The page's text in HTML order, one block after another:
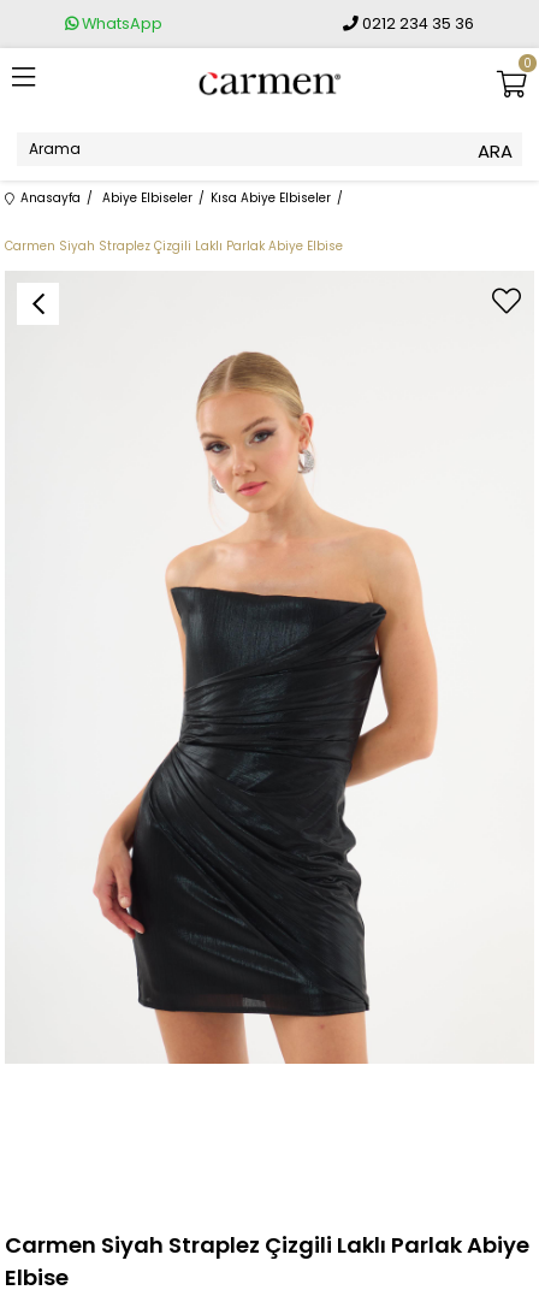
WhatsApp 0212 234 35 36
0
Anasayfa Abiye Elbiseler Kısa Abiye Elbiseler
Carmen Siyah Straplez Çizgili Laklı Parlak Abiye Elbise
Carmen Siyah Straplez Çizgili Laklı Parlak Abiye
Elbise